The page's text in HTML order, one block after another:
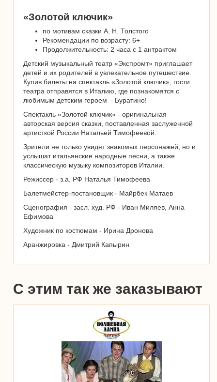
«Золотой ключик»
по мотивам сказки А. Н. Толстого
Рекомендации по возрасту: 6+
Продолжительность: 2 часа с 1 антрактом
Детский музыкальный театр «Экспромт» приглашает
детей и их родителей в увлекательное путешествие.
Купив билеты на спектакль «Золотой ключик», гости
театра отправятся в Италию, где познакомятся с
любимым детским героем – Буратино!
Спектакль «Золотой ключик» - оригинальная
авторская версия сказки, поставленная заслуженной
артисткой России Натальей Тимофеевой.
Зрители не только увидят знакомых персонажей, но и
услышат итальянские народные песни, а также
классическую музыку композиторов Италии.
Режиссер - з.а. РФ Наталья Тимофеева
Балетмейстер-постановщик - Майрбек Матаев
Сценография - засл. худ. РФ - Иван Миляев, Анна
Ефимова
Художник по костюмам - Ирина Дронова
Аранжировка - Дмитрий Капырин
С этим так же заказывают